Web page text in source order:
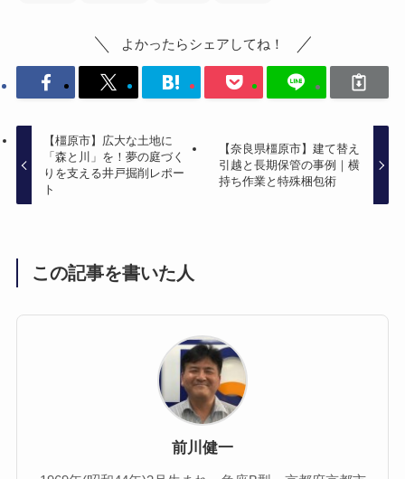
よかったらシェアしてね！
【橿原市】広大な土地に
「森と川」を！夢の庭づく
りを支える井戸掘削レポー
ト
【奈良県橿原市】建て替え
引越と長期保管の事例｜横
持ち作業と特殊梱包術
この記事を書いた人
前川健一